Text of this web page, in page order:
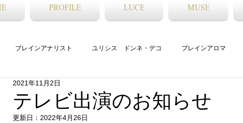
PROFILE LUCE MUSE
ブレインアナリスト ユリシス ドンネ・デコ ブレインアロマ
ティーブレインアナリスト
テレビ出演のお知らせ
2021年11月2日
更新日： 2022年4月26日